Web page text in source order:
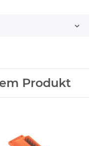
Produkt